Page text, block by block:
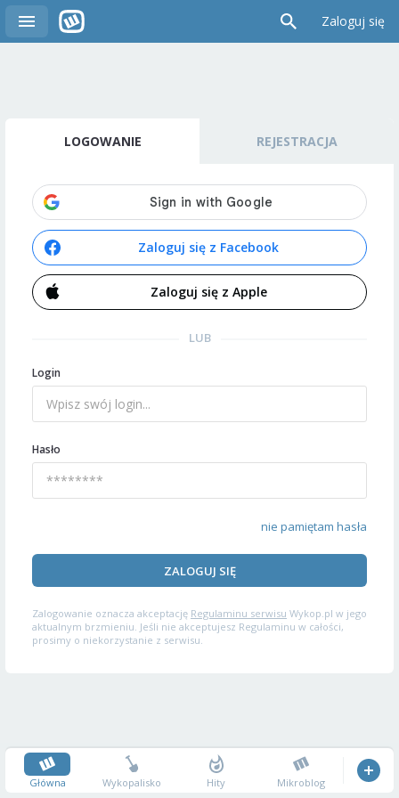
Zaloguj się
LOGOWANIE REJESTRACJA
Zaloguj się z Facebook
Zaloguj się z Apple
LUB
Login
Hasło
nie pamiętam hasła
ZALOGUJ SIĘ
Zalogowanie oznacza akceptację Regulaminu serwisu Wykop.pl w jego
aktualnym brzmieniu. Jeśli nie akceptujesz Regulaminu w całości,
prosimy o niekorzystanie z serwisu.
Główna Wykopalisko Hity Mikroblog